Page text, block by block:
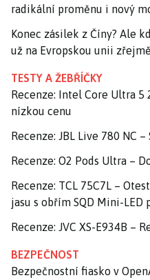
radikální proměnu i nový
Konec zásilek z Číny? Ale
už na Evropskou unii
TESTY A ŽEBŘÍČKY
Recenze: Intel Core Ultra 5
nízkou cenu
Recenze: JBL Live 780 NC
Recenze: O2 Pods Ultra –
Recenze: TCL 75C7L –
jasu s obřím SQD Mini-LED
Recenze: JVC XS-E934B –
BEZPEČNOST
Bezpečnostní fiasko v